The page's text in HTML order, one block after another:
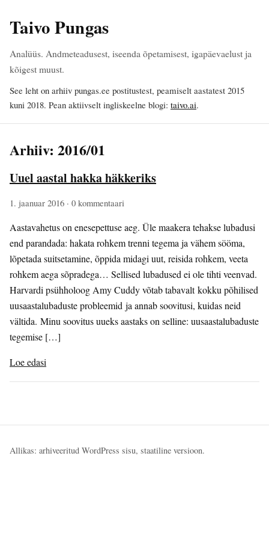
Taivo Pungas
Analüüs. Andmeteadusest, iseenda õpetamisest, igapäevaelust ja
kõigest muust.
See leht on arhiiv pungas.ee postitustest, peamiselt aastatest 2015
kuni 2018. Pean aktiivselt ingliskeelne blogi: taivo.ai.
Arhiiv: 2016/01
Uuel aastal hakka häkkeriks
1. jaanuar 2016 · 0 kommentaari
Aastavahetus on enesepettuse aeg. Üle maakera tehakse lubadusi
end parandada: hakata rohkem trenni tegema ja vähem sööma,
lõpetada suitsetamine, õppida midagi uut, reisida rohkem, veeta
rohkem aega sõpradega… Sellised lubadused ei ole tihti veenvad.
Harvardi psühholoog Amy Cuddy võtab tabavalt kokku põhilised
uusaastalubaduste probleemid ja annab soovitusi, kuidas neid
vältida. Minu soovitus uueks aastaks on selline: uusaastalubaduste
tegemise […]
Loe edasi
Allikas: arhiveeritud WordPress sisu, staatiline versioon.